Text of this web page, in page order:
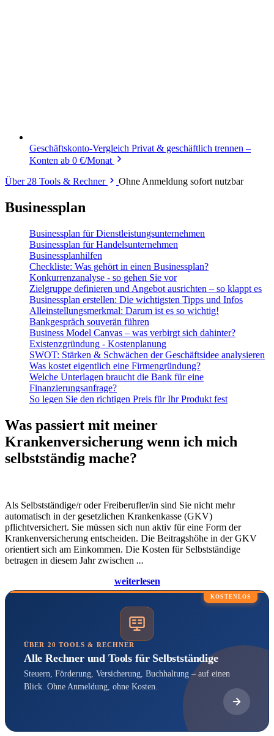
Geschäftskonto-Vergleich Privat & geschäftlich trennen –
Konten ab 0 €/Monat
Über 28 Tools & Rechner
Ohne Anmeldung sofort nutzbar
Businessplan
Businessplan für Dienstleistungsunternehmen
Businessplan für Handelsunternehmen
Businessplanhilfen
Checkliste: Was gehört in einen Businessplan?
Konkurrenzanalyse - so gehen Sie vor
Zielgruppe definieren und Angebot ausrichten – so klappt es
Businessplan erstellen: Die wichtigsten Tipps und Infos
Alleinstellungsmerkmal: Darum ist es so wichtig!
Bankgespräch souverän führen
Business Model Canvas – was verbirgt sich dahinter?
Existenzgründung - Kostenplanung
SWOT: Stärken & Schwächen der Geschäftsidee analysieren
Was kostet eigentlich eine Firmengründung?
Welche Unterlagen braucht die Bank für eine
Finanzierungsanfrage?
So legen Sie den richtigen Preis für Ihr Produkt fest
Was passiert mit meiner
Krankenversicherung wenn ich mich
selbstständig mache?
Als Selbstständige/r oder Freiberufler/in sind Sie nicht mehr
automatisch in der gesetzlichen Krankenkasse (GKV)
pflichtversichert. Sie müssen sich nun aktiv für eine Form der
Krankenversicherung entscheiden. Die Beitragshöhe in der GKV
orientiert sich am Einkommen. Die Kosten für Selbstständige
betragen in diesem Jahr zwischen ...
weiterlesen
KOSTENLOS
ÜBER 20 TOOLS & RECHNER
Alle Rechner und Tools für Selbstständige
Steuern, Förderung, Versicherung, Buchhaltung – auf einen
Blick. Ohne Anmeldung, ohne Kosten.